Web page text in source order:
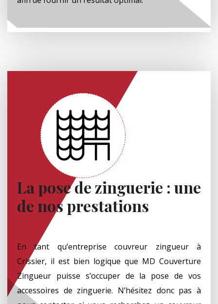
La pose de zinguerie : une
de nos prestations
En tant qu’entreprise couvreur zingueur à
Crissier, il est bien logique que MD Couverture
Zingueur puisse s’occuper de la pose de vos
accessoires de zinguerie. N’hésitez donc pas à